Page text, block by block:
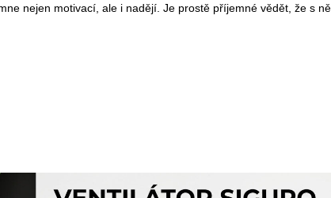
nejen motivací, ale i nadějí. Je prostě příjemné vědět, že s